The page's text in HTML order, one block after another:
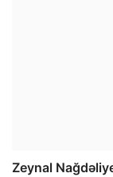
Zeynal